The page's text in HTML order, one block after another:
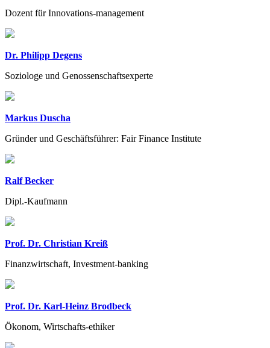
Dozent für Innovations-management
Dr. Philipp Degens
Soziologe und Genossenschaftsexperte
Markus Duscha
Gründer und Geschäftsführer: Fair Finance Institute
Ralf Becker
Dipl.-Kaufmann
Prof. Dr. Christian Kreiß
Finanzwirtschaft, Investment-banking
Prof. Dr. Karl-Heinz Brodbeck
Ökonom, Wirtschafts-ethiker